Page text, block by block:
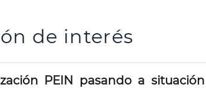
de interés
PEIN pasando a